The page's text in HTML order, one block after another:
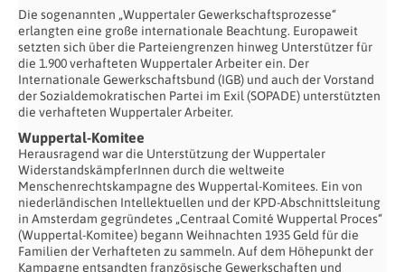
Die sogenannten „Wuppertaler Gewerkschaftsprozesse“
erlangten eine große internationale Beachtung. Europaweit
setzten sich über die Parteiengrenzen hinweg Unterstützer für
die 1.900 verhafteten Wuppertaler Arbeiter ein. Der
Internationale Gewerkschaftsbund (IGB) und auch der Vorstand
der Sozialdemokratischen Partei im Exil (SOPADE) unterstützten
die verhafteten Wuppertaler Arbeiter.
Wuppertal-Komitee
Herausragend war die Unterstützung der Wuppertaler
WiderstandskämpferInnen durch die weltweite
Menschenrechtskampagne des Wuppertal-Komitees. Ein von
niederländischen Intellektuellen und der KPD-Abschnittsleitung
in Amsterdam gegründetes „Centraal Comité Wuppertal Proces“
(Wuppertal-Komitee) begann Weihnachten 1935 Geld für die
Familien der Verhafteten zu sammeln. Auf dem Höhepunkt der
Kampagne entsandten französische Gewerkschaften und